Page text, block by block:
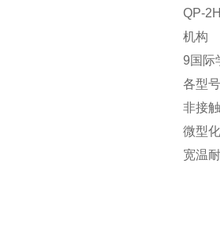
‌QP-
机构‌
9国际
各型
非接
微型
宽温